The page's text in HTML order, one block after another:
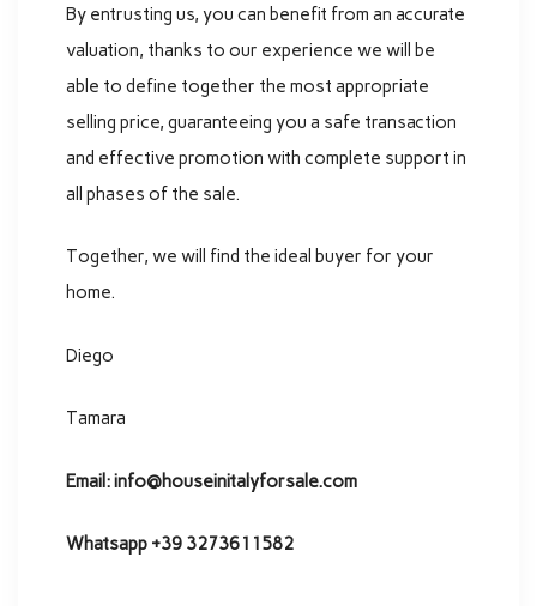
By entrusting us, you can benefit from an accurate
valuation, thanks to our experience we will be
able to define together the most appropriate
selling price, guaranteeing you a safe transaction
and effective promotion with complete support in
all phases of the sale.
Together, we will find the ideal buyer for your
home.
Diego
Tamara
Email: info@houseinitalyforsale.com
Whatsapp +39 3273611582